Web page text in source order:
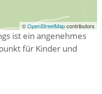
©OpenStreetMapcontributors
ist ein angenehmes
für Kinder und